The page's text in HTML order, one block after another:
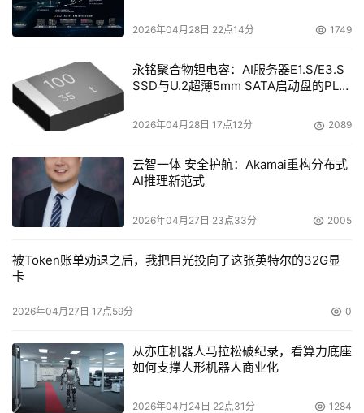
2026年04月28日 22点14分 1749
永铭聚合物钽电容：AI服务器E1.S/E3.S
SSD与U.2超薄5mm SATA启动盘的PLP
2026年04月28日 17点12分 2089
云智一体 安全护航：Akamai重构分布式
AI推理新范式
2026年04月27日 23点33分 2005
被Token账单劝退之后，我把目光投向了这张英特尔的32G显
卡
2026年04月27日 17点59分 0
从亦庄机器人马拉松破纪录，看算力底座
如何支撑人形机器人商业化
2026年04月24日 22点31分 1284